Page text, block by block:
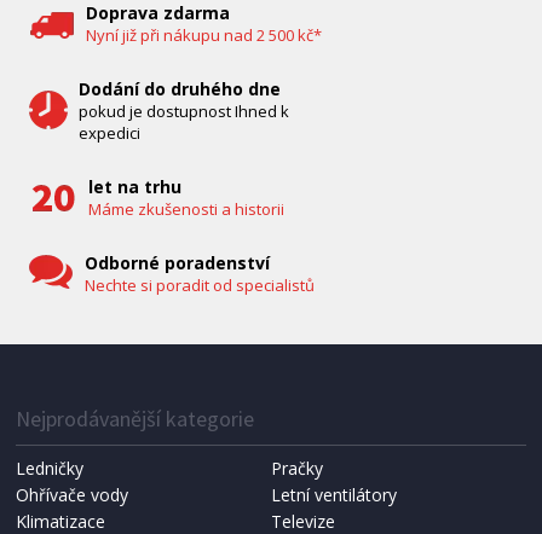
NÁHRADNÍ SÁČKY DO VYSAVAČE
Koma KRA-SB02S (Multi Bag, S-BAG SMS)
Doprava zdarma
Nyní již při nákupu nad 2 500 kč*
Dodání do druhého dne
pokud je dostupnost Ihned k
expedici
let na trhu
Máme zkušenosti a historii
Odborné poradenství
Nechte si poradit od specialistů
Nejprodávanější kategorie
Ledničky
Pračky
Ohřívače vody
Letní ventilátory
Klimatizace
Televize